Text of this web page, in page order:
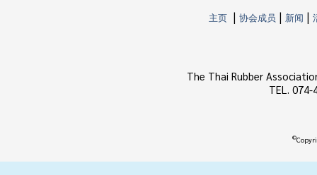
主页 | 协会成员 | 新闻 |
The Thai Rubber
TEL.
©